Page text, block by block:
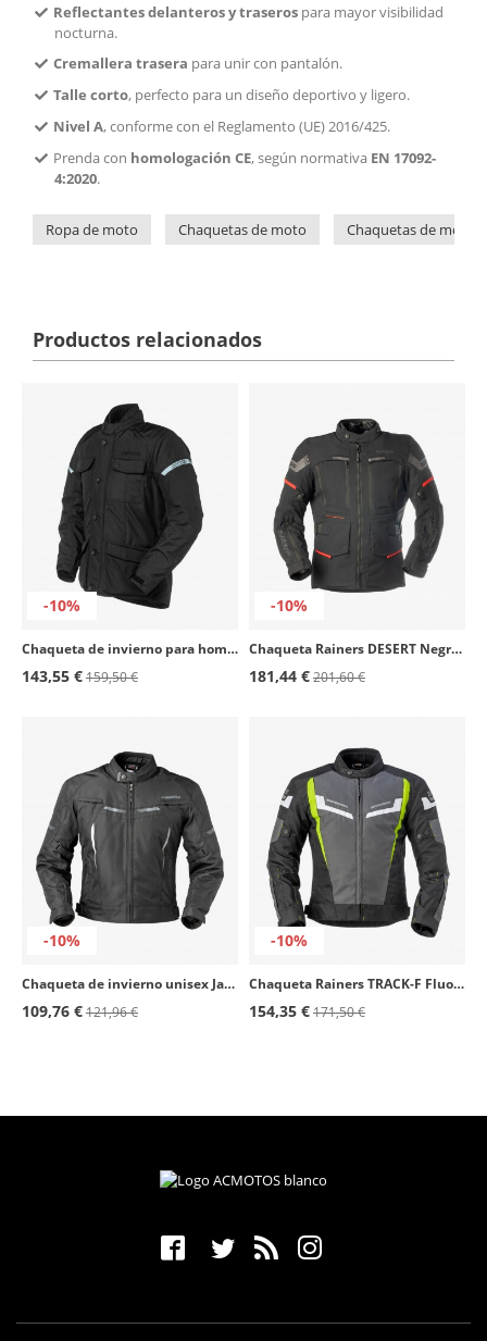
Reflectantes delanteros y traseros para mayor visibilidad
nocturna.
Cremallera trasera para unir con pantalón.
Talle corto, perfecto para un diseño deportivo y ligero.
Nivel A, conforme con el Reglamento (UE) 2016/425.
Prenda con homologación CE, según normativa EN 17092-
4:2020.
Ropa de moto Chaquetas de moto Chaquetas de moto
Productos relacionados
-10%
Chaqueta de invierno para hombre Baltimore color negro de Rainers
143,55 €159,50 €
-10%
Chaqueta Rainers DESERT Negro Adventure
181,44 €201,60 €
-10%
Chaqueta de invierno unisex Jarama plus color negro de Rainers
109,76 €121,96 €
-10%
Chaqueta Rainers TRACK-F Fluor Racing
154,35 €171,50 €